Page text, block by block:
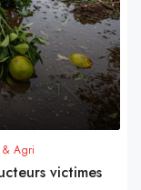
& Agri
victimes